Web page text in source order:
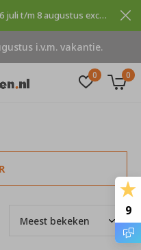
0 0
i.v.m. vakantie.
I.v.m. vakantie zijn wij gesloten van 16 juli t/m 8 augustus excuses voor dit ongemak.
9